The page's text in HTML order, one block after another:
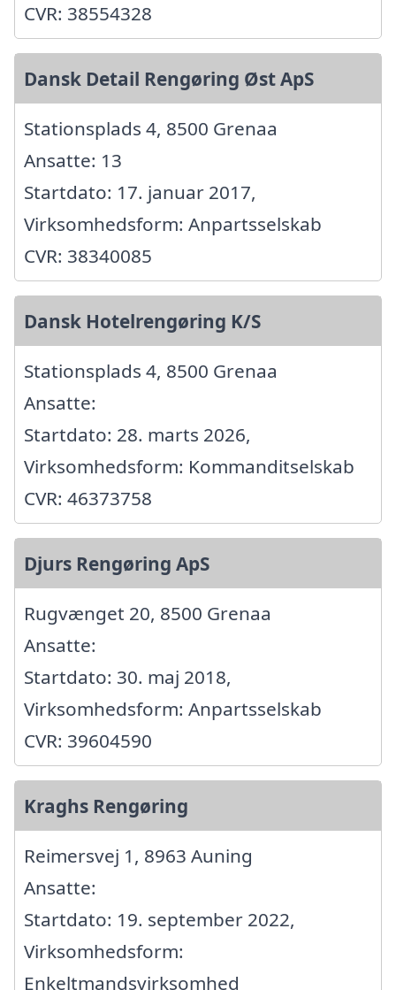
CVR: 38554328
Dansk Detail Rengøring Øst ApS
Stationsplads 4, 8500 Grenaa
Ansatte: 13
Startdato: 17. januar 2017,
Virksomhedsform: Anpartsselskab
CVR: 38340085
Dansk Hotelrengøring K/S
Stationsplads 4, 8500 Grenaa
Ansatte:
Startdato: 28. marts 2026,
Virksomhedsform: Kommanditselskab
CVR: 46373758
Djurs Rengøring ApS
Rugvænget 20, 8500 Grenaa
Ansatte:
Startdato: 30. maj 2018,
Virksomhedsform: Anpartsselskab
CVR: 39604590
Kraghs Rengøring
Reimersvej 1, 8963 Auning
Ansatte:
Startdato: 19. september 2022,
Virksomhedsform:
Enkeltmandsvirksomhed